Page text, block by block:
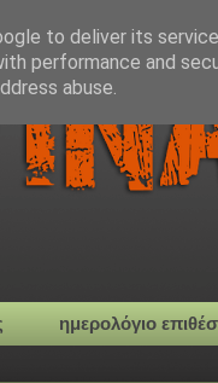
ημερολόγιο
to deliver its
performance and
abuse.